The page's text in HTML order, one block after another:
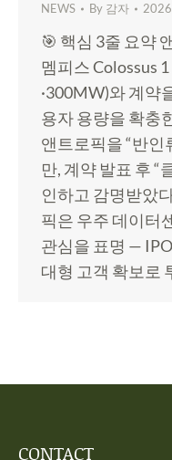
NEWS By 감자
🎯 핵심 3줄 요약
멤피스 Colossus
·300MW)와 계약
용자 용량을 확충
앤트로픽을 “반인
만, 계약 발표 후
인하고 감명받았
픽은 우주 데이터
관심을 표명 —
대형 고객 확보로
CONTACT